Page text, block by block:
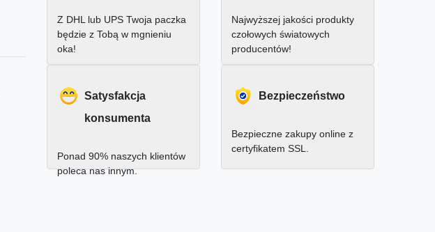
Z DHL lub UPS Twoja paczka
będzie z Tobą w mgnieniu
oka!
Najwyższej jakości produkty
czołowych światowych
producentów!
Satysfakcja
konsumenta
Ponad 90% naszych klientów
poleca nas innym.
Bezpieczeństwo
Bezpieczne zakupy online z
certyfikatem SSL.